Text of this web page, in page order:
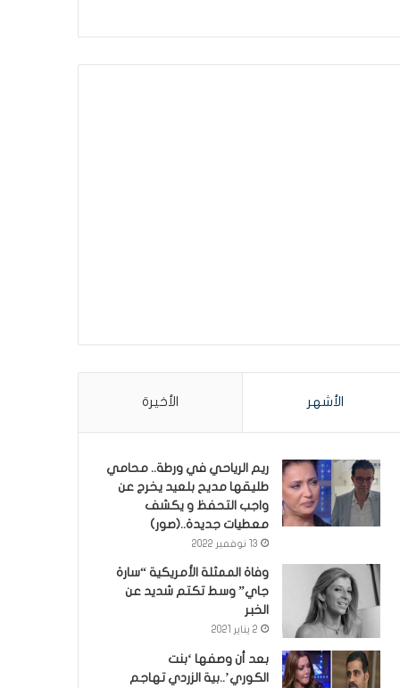
الأشهر الأخيرة
ريم الرياحي في ورطة.. محامي
طليقها مديح بلعيد يخرج عن
واجب التحفظ و يكشف
معطيات جديدة..(صور)
13 نوفمبر 2022
وفاة الممثلة الأمريكية “سارة
جاي” وسط تكتم شديد عن
الخبر
2 يناير 2021
بعد أن وصفها ‘بنت
الكوري’..بية الزردي تهاجم